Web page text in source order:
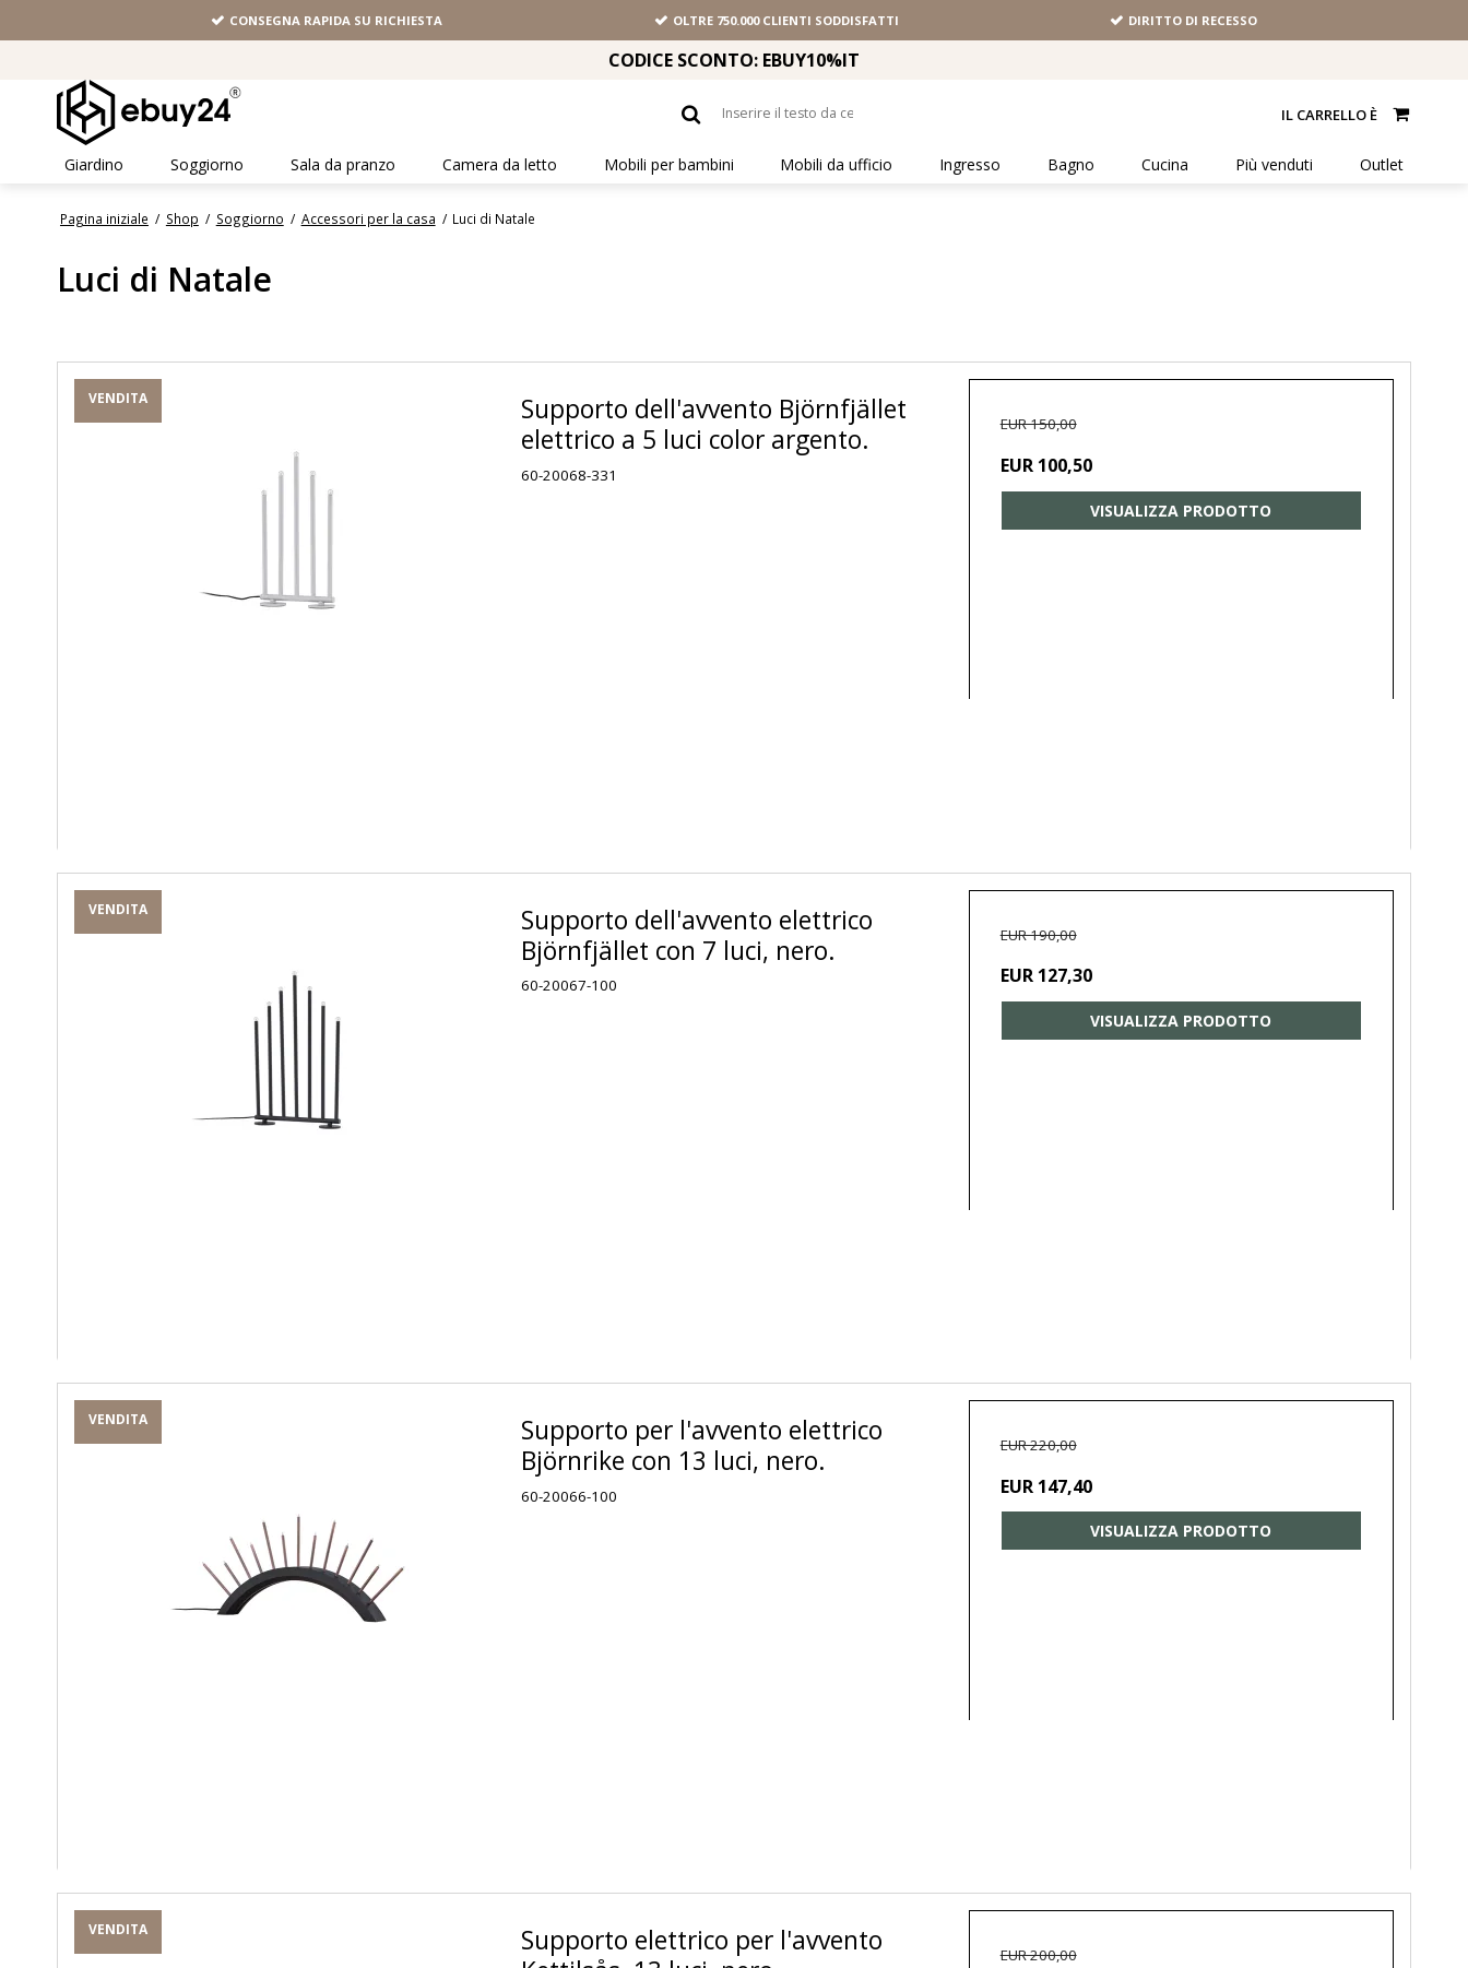
CONSEGNA RAPIDA SU RICHIESTA OLTRE 750.000 CLIENTI SODDISFATTI DIRITTO DI RECESSO
CODICE SCONTO: EBUY10%IT
IL CARRELLO È
Giardino Soggiorno Sala da pranzo Camera da letto Mobili per bambini Mobili da ufficio Ingresso Bagno Cucina Più venduti Outlet
Pagina iniziale / Shop / Soggiorno / Accessori per la casa / Luci di Natale
Luci di Natale
VENDITA
Supporto dell'avvento Björnfjället
elettrico a 5 luci color argento.
60-20068-331
EUR 150,00
EUR 100,50
VISUALIZZA PRODOTTO
VENDITA
Supporto dell'avvento elettrico
Björnfjället con 7 luci, nero.
60-20067-100
EUR 190,00
EUR 127,30
VISUALIZZA PRODOTTO
VENDITA
Supporto per l'avvento elettrico
Björnrike con 13 luci, nero.
60-20066-100
EUR 220,00
EUR 147,40
VISUALIZZA PRODOTTO
VENDITA
Supporto elettrico per l'avvento
EUR 200,00